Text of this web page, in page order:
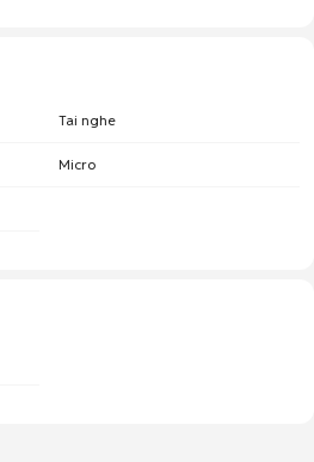
Tai nghe
Micro